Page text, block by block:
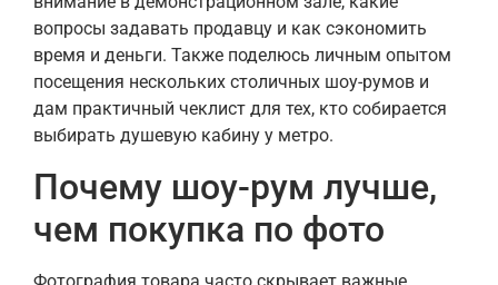
вопросы задавать продавцу и как сэкономить
время и деньги. Также поделюсь личным опытом
посещения нескольких столичных шоу-румов и
дам практичный чеклист для тех, кто собирается
выбирать душевую кабину у метро.
Почему шоу-рум лучше,
чем покупка по фото